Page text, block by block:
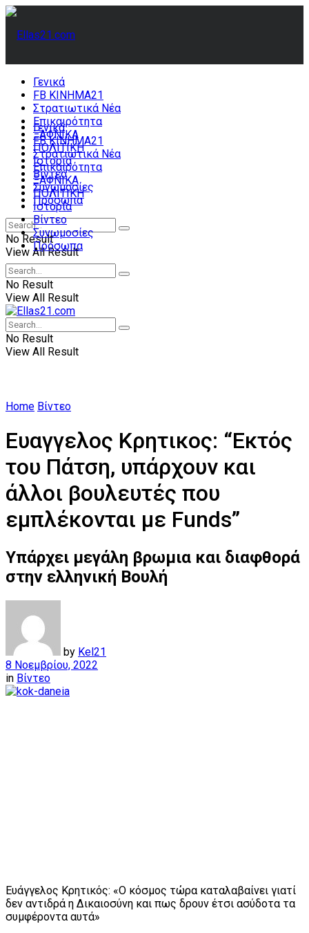
Γενικά
FB ΚΙΝΗΜΑ21
Στρατιωτικά Νέα
Επικαιρότητα
ΞΑΦΝΙΚΑ
ΠΟΛΙΤΙΚΗ
Ιστορία
Βίντεο
Συνωμοσίες
Πρόσωπα
No Result
View All Result
Γενικά
FB ΚΙΝΗΜΑ21
Στρατιωτικά Νέα
Επικαιρότητα
ΞΑΦΝΙΚΑ
ΠΟΛΙΤΙΚΗ
Ιστορία
Βίντεο
Συνωμοσίες
Πρόσωπα
No Result
View All Result
No Result
View All Result
Home Βίντεο
Ευαγγελος Κρητικος: “Εκτός
του Πάτση, υπάρχουν και
άλλοι βουλευτές που
εμπλέκονται με Funds”
Υπάρχει μεγάλη βρωμια και διαφθορά
στην ελληνική Βουλή
by Kel21
8 Νοεμβρίου, 2022
in Βίντεο
Ευάγγελος Κρητικός: «Ο κόσμος τώρα καταλαβαίνει γιατί
δεν αντιδρά η Δικαιοσύνη και πως δρουν έτσι ασύδοτα τα
συμφέροντα αυτά»